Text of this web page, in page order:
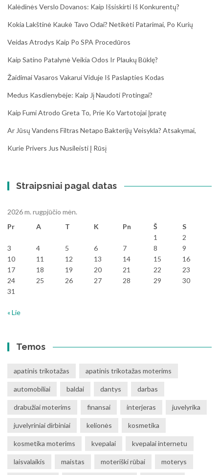
Kalėdinės Verslo Dovanos: Kaip Išsiskirti Iš Konkurentų?
Kokia Lakštinė Kaukė Tavo Odai? Netikėti Patarimai, Po Kurių
Veidas Atrodys Kaip Po SPA Procedūros
Kaip Satino Patalynė Veikia Odos Ir Plaukų Būklę?
Žaidimai Vasaros Vakarui Viduje Iš Paslapties Kodas
Medus Kasdienybėje: Kaip Jį Naudoti Protingai?
Kaip Fumi Atrodo Greta To, Prie Ko Vartotojai Įpratę
Ar Jūsų Vandens Filtras Netapo Bakterijų Veisykla? Atsakymai,
Kurie Privers Jus Nusileisti Į Rūsį
Straipsniai pagal datas
2026 m. rugpjūčio mėn.
Pr
A T K Pn Š
S
1
2
3
4 5 6 7 8
9
10
11 12 13 14 15
16
17
18 19 20 21 22
23
24
25 26 27 28 29
30
31
« Lie
Temos
apatinis trikotažas apatinis trikotažas moterims
automobiliai baldai dantys darbas
drabužiai moterims finansai interjeras juvelyrika
juvelyriniai dirbiniai kelionės kosmetika
kosmetika moterims kvepalai kvepalai internetu
laisvalaikis maistas moteriški rūbai moterys